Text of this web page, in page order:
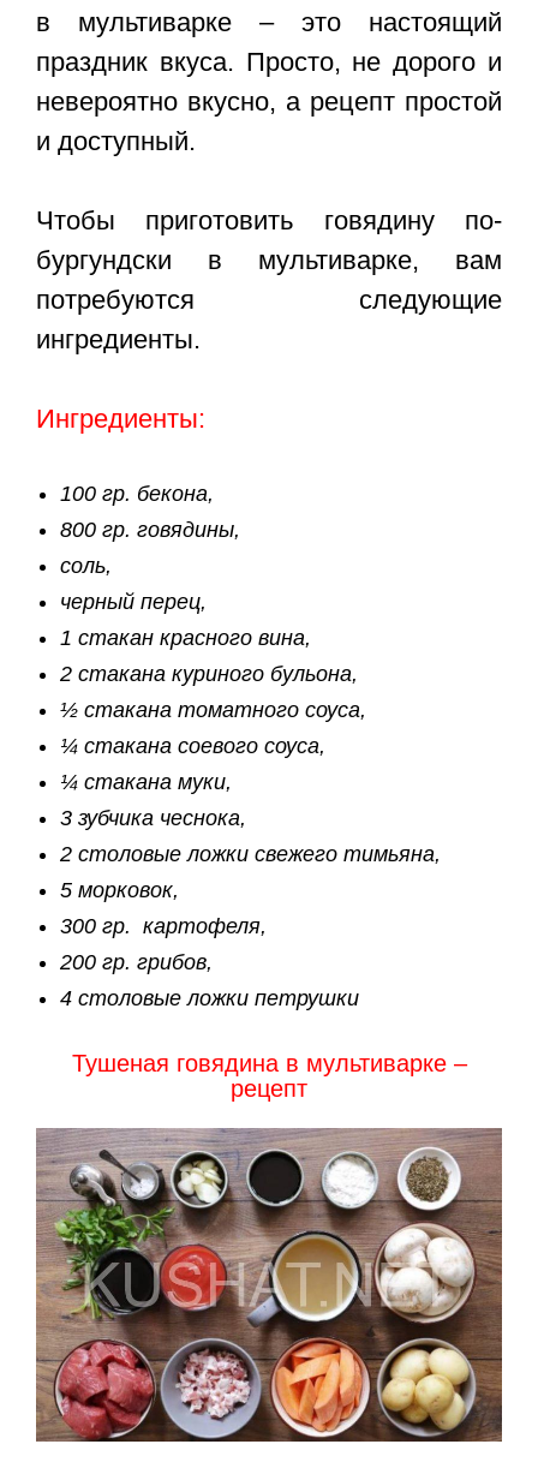
в мультиварке – это настоящий
праздник вкуса. Просто, не дорого и
невероятно вкусно, а рецепт простой
и доступный.
Чтобы приготовить говядину по-
бургундски в мультиварке, вам
потребуются следующие
ингредиенты.
Ингредиенты:
100 гр. бекона,
800 гр. говядины,
соль,
черный перец,
1 стакан красного вина,
2 стакана куриного бульона,
½ стакана томатного соуса,
¼ стакана соевого соуса,
¼ стакана муки,
3 зубчика чеснока,
2 столовые ложки свежего тимьяна,
5 морковок,
300 гр. картофеля,
200 гр. грибов,
4 столовые ложки петрушки
Тушеная говядина в мультиварке –
рецепт